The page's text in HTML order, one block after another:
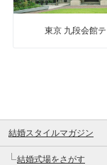
東京 九段会館テ
結婚スタイルマガジン
結婚式場をさがす